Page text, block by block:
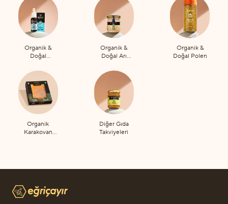
Organik &
Doğal
Organik &
Doğal Arı
Organik &
Doğal Polen
Organik
Karakovan
Diğer Gıda
Takviyeleri